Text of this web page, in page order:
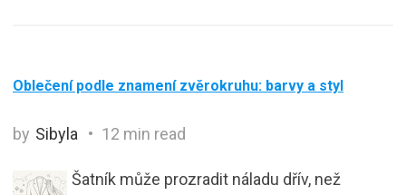
Oblečení podle znamení zvěrokruhu: barvy a styl
by Sibyla 12 min read
Šatník může prozradit náladu dřív, než